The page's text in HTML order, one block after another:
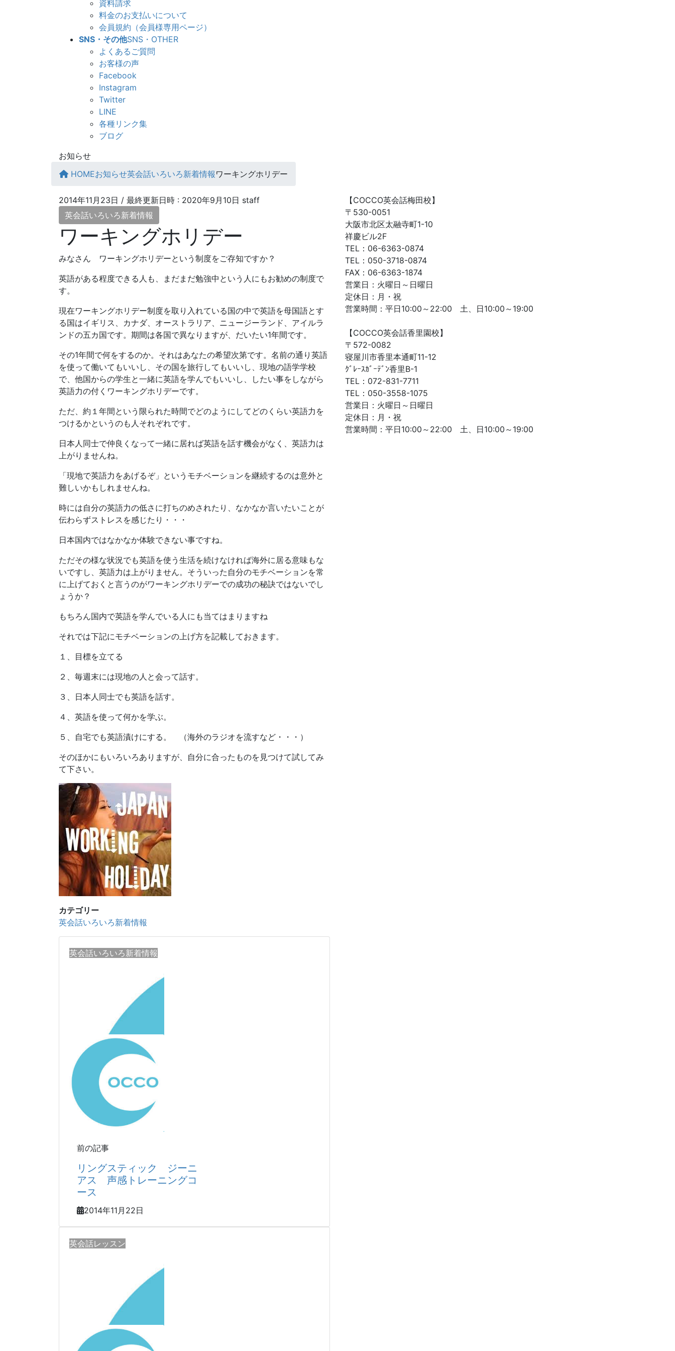
資料請求
料金のお支払いについて
会員規約（会員様専用ページ）
SNS・その他SNS・OTHER
よくあるご質問
お客様の声
Facebook
Instagram
Twitter
LINE
各種リンク集
ブログ
お知らせ
HOMEお知らせ英会話いろいろ新着情報 ワーキングホリデー
2014年11月23日 / 最終更新日時 : 2020年9月10日 staff
英会話いろいろ新着情報
ワーキングホリデー
みなさん ワーキングホリデーという制度をご存知ですか？
英語がある程度できる人も、まだまだ勉強中という人にもお勧めの制度で
す。
現在ワーキングホリデー制度を取り入れている国の中で英語を母国語とす
る国はイギリス、カナダ、オーストラリア、ニュージーランド、アイルラ
ンドの五カ国です。期間は各国で異なりますが、だいたい1年間です。
その1年間で何をするのか。それはあなたの希望次第です。名前の通り英語
を使って働いてもいいし、その国を旅行してもいいし、現地の語学学校
で、他国からの学生と一緒に英語を学んでもいいし、したい事をしながら
英語力の付くワーキングホリデーです。
ただ、約１年間という限られた時間でどのようにしてどのくらい英語力を
つけるかというのも人それぞれです。
日本人同士で仲良くなって一緒に居れば英語を話す機会がなく、英語力は
上がりませんね。
「現地で英語力をあげるぞ」というモチベーションを継続するのは意外と
難しいかもしれませんね。
時には自分の英語力の低さに打ちのめされたり、なかなか言いたいことが
伝わらずストレスを感じたり・・・
日本国内ではなかなか体験できない事ですね。
ただその様な状況でも英語を使う生活を続けなければ海外に居る意味もな
いですし、英語力は上がりません。そういった自分のモチベーションを常
に上げておくと言うのがワーキングホリデーでの成功の秘訣ではないでし
ょうか？
もちろん国内で英語を学んでいる人にも当てはまりますね
それでは下記にモチベーションの上げ方を記載しておきます。
１、目標を立てる
２、毎週末には現地の人と会って話す。
３、日本人同士でも英語を話す。
４、英語を使って何かを学ぶ。
５、自宅でも英語漬けにする。 （海外のラジオを流すなど・・・）
そのほかにもいろいろありますが、自分に合ったものを見つけて試してみ
て下さい。
カテゴリー
英会話いろいろ新着情報
英会話いろいろ新着情報
前の記事
リングスティック ジーニ
アス 声感トレーニングコ
ース
2014年11月22日
英会話レッスン
【COCCO英会話梅田校】
〒530-0051
大阪市北区太融寺町1-10
祥慶ビル2F
TEL：06-6363-0874
TEL：050-3718-0874
FAX：06-6363-1874
営業日：火曜日～日曜日
定休日：月・祝
営業時間：平日10:00～22:00 土、日10:00～19:00
【COCCO英会話香里園校】
〒572-0082
寝屋川市香里本通町11-12
ｸﾞﾚｰｽｶﾞｰﾃﾞﾝ香里B-1
TEL：072-831-7711
TEL：050-3558-1075
営業日：火曜日～日曜日
定休日：月・祝
営業時間：平日10:00～22:00 土、日10:00～19:00